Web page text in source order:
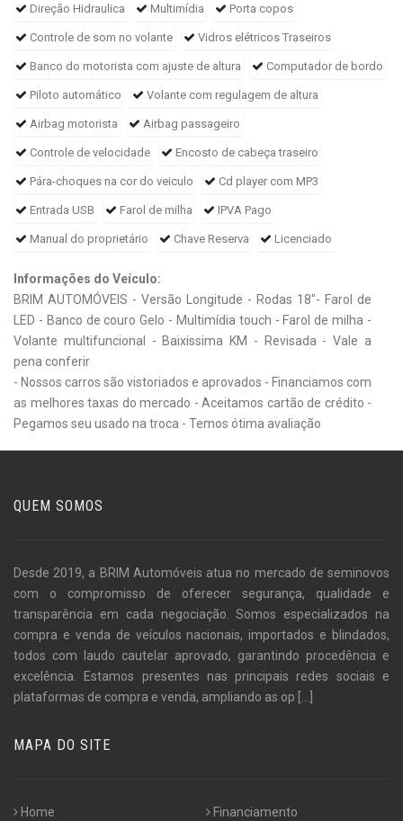
Direção Hidraulica Multimídia Porta copos
Controle de som no volante Vidros elétricos Traseiros
Banco do motorista com ajuste de altura Computador de bordo
Piloto automático Volante com regulagem de altura
Airbag motorista Airbag passageiro
Controle de velocidade Encosto de cabeça traseiro
Pára-choques na cor do veiculo Cd player com MP3
Entrada USB Farol de milha IPVA Pago
Manual do proprietário Chave Reserva Licenciado
Informações do Veículo:
BRIM AUTOMÓVEIS - Versão Longitude - Rodas 18"- Farol de
LED - Banco de couro Gelo - Multimídia touch - Farol de milha -
Volante multifuncional - Baixissima KM - Revisada - Vale a
pena conferir
- Nossos carros são vistoriados e aprovados - Financiamos com
as melhores taxas do mercado - Aceitamos cartão de crédito -
Pegamos seu usado na troca - Temos ótima avaliação
QUEM SOMOS
Desde 2019, a BRIM Automóveis atua no mercado de seminovos
com o compromisso de oferecer segurança, qualidade e
transparência em cada negociação. Somos especializados na
compra e venda de veículos nacionais, importados e blindados,
todos com laudo cautelar aprovado, garantindo procedência e
excelência. Estamos presentes nas principais redes sociais e
plataformas de compra e venda, ampliando as op [...]
MAPA DO SITE
Home Financiamento